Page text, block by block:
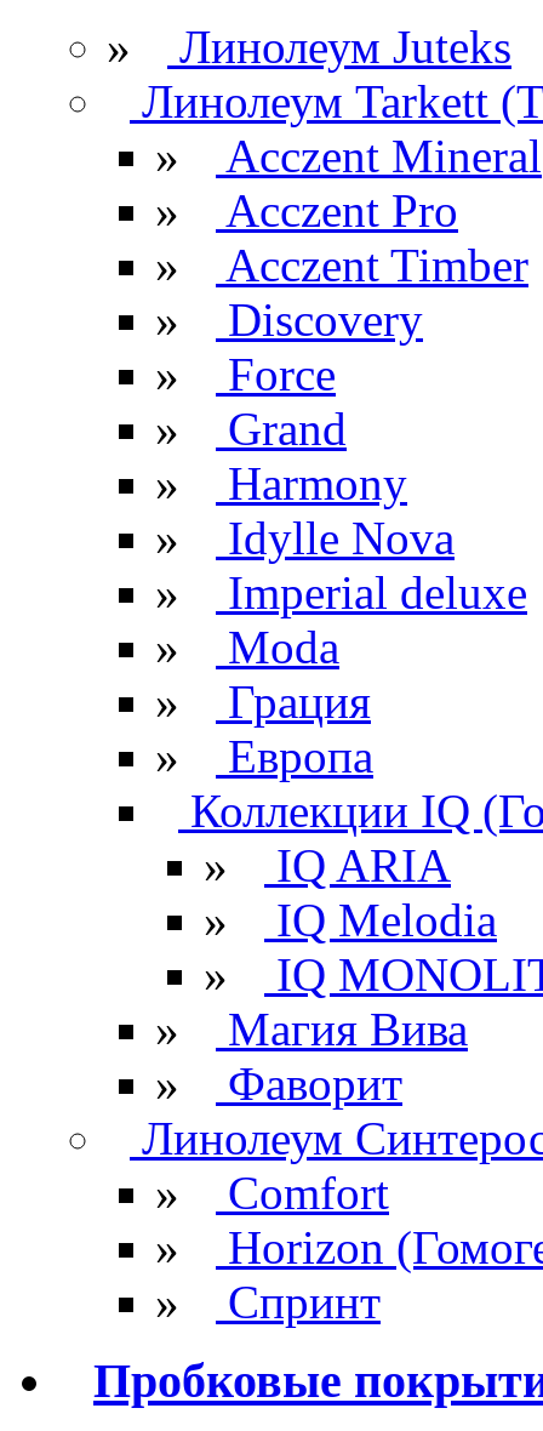
»
Линолеум Juteks
Линолеум Tarkett
»
Acczent Mineral
»
Acczent Pro
»
Acczent Timber
»
Discovery
»
Force
»
Grand
»
Harmony
»
Idylle Nova
»
Imperial deluxe
»
Moda
»
Грация
»
Европа
Коллекции IQ
»
IQ ARIA
»
IQ Melodia
»
IQ
»
Магия Вива
»
Фаворит
Линолеум
»
Comfort
»
Horizon
»
Спринт
Пробковые